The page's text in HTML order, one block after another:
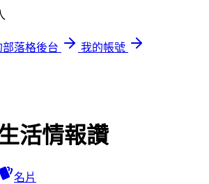
部落格後台
我的帳號
活情報讚
名片